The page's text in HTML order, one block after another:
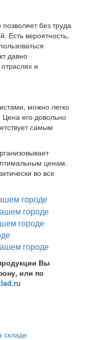
без труда
Есть вероятность,
давно
и
можно легко
его довольно
самым
ценам.
во все
Вы
или по
складе